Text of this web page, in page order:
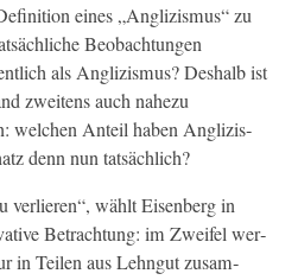
eines „Anglizis­mus“ zu
Beobach­tun­gen
als Anglizis­mus? Deshalb ist
zweit­ens auch nahezu
welchen Anteil haben Anglizis­
denn nun tatsächlich?
ver­lieren“, wählt Eisen­berg in
Betra­ch­tung: im Zweifel wer­
in Teilen aus Lehngut zusam­